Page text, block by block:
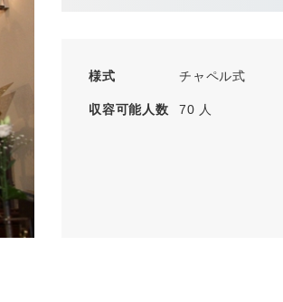
様式 チャペル式
収容可能人数 70 人